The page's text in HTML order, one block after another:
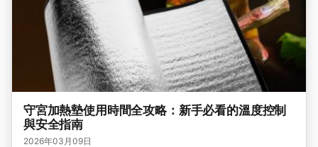
守宮加熱墊使用時間全攻略：新手必看的溫度控制
與安全指南
2026年03月09日